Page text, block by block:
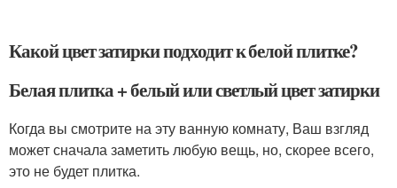
Какой цвет затирки подходит к белой плитке?
Белая плитка + белый или светлый цвет затирки
Когда вы смотрите на эту ванную комнату, Ваш взгляд
может сначала заметить любую вещь, но, скорее всего,
это не будет плитка.